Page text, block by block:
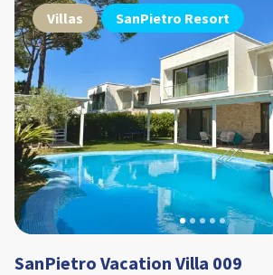
Villas SanPietro Resort
SanPietro Vacation Villa 009